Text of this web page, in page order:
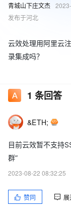
青城山下庄文杰
发布于河北
云效处理用阿里云
录集成吗？
1 条回答
&ETH;
目前云效暂不支持
群”
2023-08-22 08:32:25
赞同